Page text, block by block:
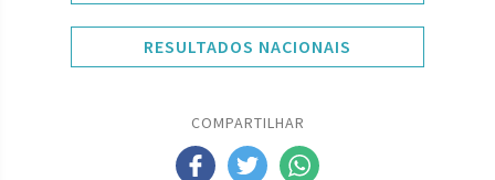
RESULTADOS NACIONAIS
COMPARTILHAR